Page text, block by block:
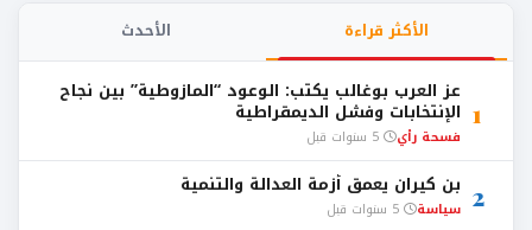
الأكثر قراءة الأحدث
1
عز العرب بوغالب يكتب: الوعود “المازوطية” بين نجاح
الإنتخابات وفشل الديمقراطية
فسحة رأي
2 بن كيران يعمق أزمة العدالة والتنمية
سياسة